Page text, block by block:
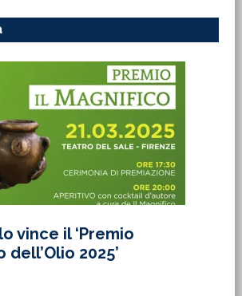
vince il ‘Premio
2025’